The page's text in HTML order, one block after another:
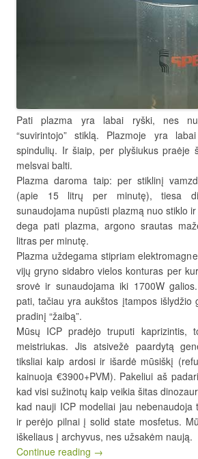
Pati plazma yra labai ryški, nes
“suvirintojo” stiklą. Plazmoje yra
spindulių. Ir šiaip, per plyšiukus praėje
melsvai balti.
Plazma daroma taip: per stiklinį
(apie 15 litrų per minutę), tiesa
sunaudojama nupūsti plazmą nuo stiklo
dega pati plazma, argono srautas
litras per minutę.
Plazma uždegama stipriam
vijų gryno sidabro vielos konturas per
srovė ir sunaudojama iki 1700W
pati, tačiau yra aukštos įtampos išlydžio
pradinį “žaibą”.
Mūsų ICP pradėjo truputi kaprizintis,
meistriukas. Jis atsivežė paardytą
tiksliai kaip ardosi ir išardė mūsiškį
kainuoja €3900+PVM). Pakeliui aš
kad visi sužinotų kaip veikia šitas
kad nauji ICP modeliai jau nebenaudoja
ir perėjo pilnai į solid state mosfetus.
iškeliaus į archyvus, nes užsakėm naują.
Continue reading →